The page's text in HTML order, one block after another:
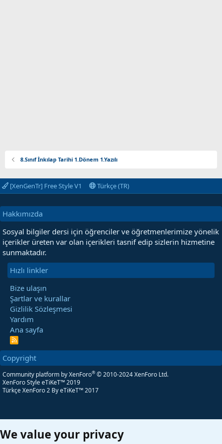
8.Sınıf İnkılap Tarihi 1.Dönem 1.Yazılı
[XenGenTr] Free Style V1 Türkçe (TR)
Hakkımızda
Sosyal bilgiler dersi için öğrenciler ve öğretmenlerimize yönelik
içerikler üreten var olan içerikleri tasnif edip sizlerin hizmetine
sunmaktadır.
Hızlı linkler
Bize ulaşın
Şartlar ve kurallar
Gizlilik Sözleşmesi
Yardım
Ana sayfa
R
S
Copyright
Community platform by XenForo® © 2010-2024 XenForo Ltd.
XenForo Style eTiKeT™ 2019
Türkçe XenForo 2 By eTiKeT™ 2017
We value your privacy